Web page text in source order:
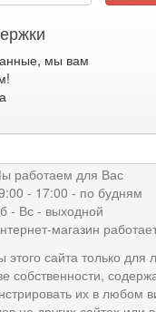
мы вам
работаем для Вас
- 17:00 - по будням
- Вс - выходной
магазин
сайта только
собственности,
их в